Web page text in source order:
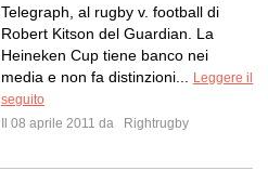
Telegraph, al rugby v. football di
Robert Kitson del Guardian. La
Heineken Cup tiene banco nei
media e non fa distinzioni...
Leggere il
seguito
Il 08 aprile 2011 da
Rightrugby